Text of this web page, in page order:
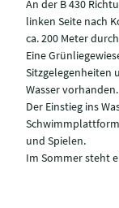
An der B 430
linken Seite nach
ca. 200 Meter
Eine
Sitzgelegenheiten
Wasser vorhanden.
Der Einstieg ins
und Spielen.
Im Sommer steht